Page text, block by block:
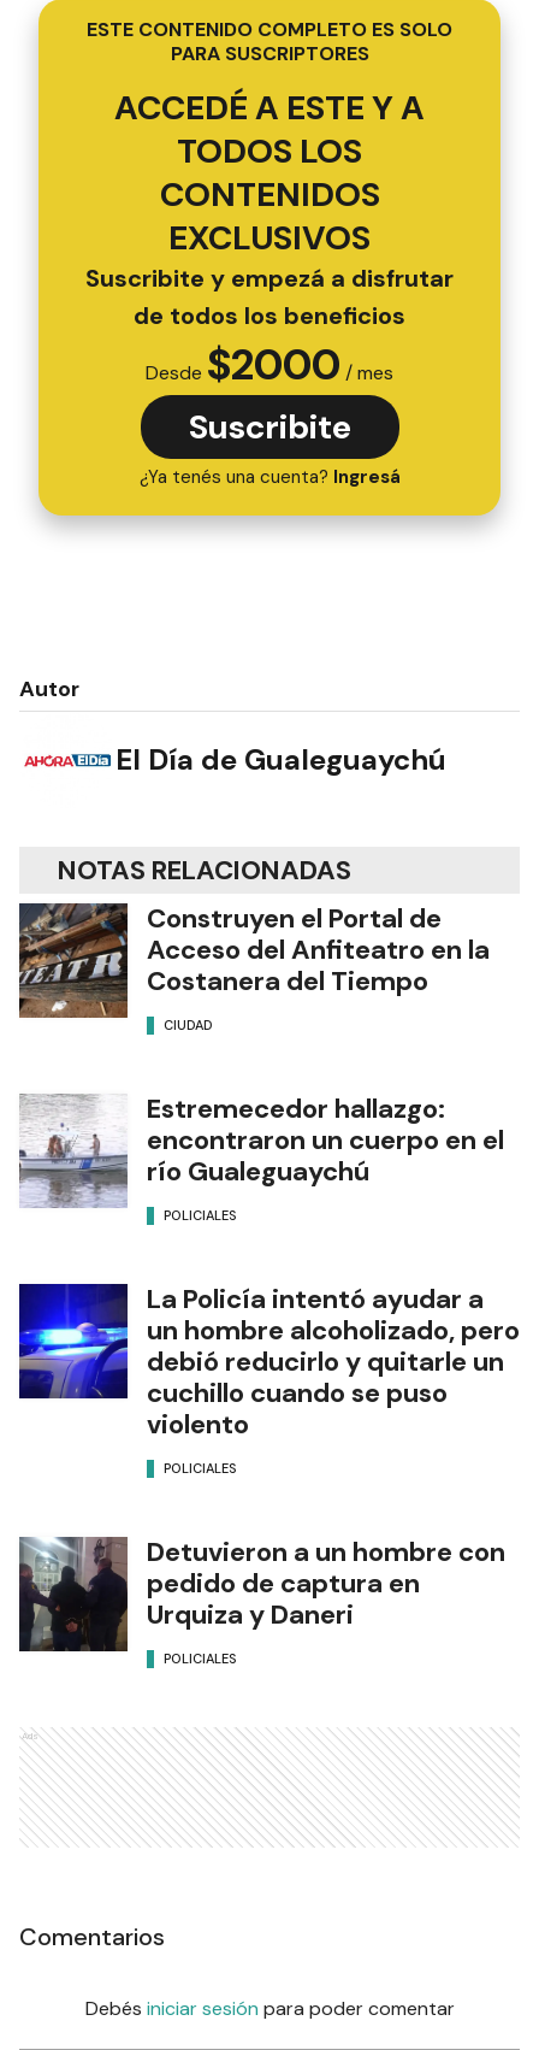
ESTE CONTENIDO COMPLETO ES SOLO
PARA SUSCRIPTORES
ACCEDÉ A ESTE Y A
TODOS LOS
CONTENIDOS
EXCLUSIVOS
Suscribite y empezá a disfrutar
de todos los beneficios
Desde $2000 / mes
Suscribite
¿Ya tenés una cuenta? Ingresá
Autor
El Día de Gualeguaychú
NOTAS RELACIONADAS
Construyen el Portal de
Acceso del Anfiteatro en la
Costanera del Tiempo
CIUDAD
Estremecedor hallazgo:
encontraron un cuerpo en el
río Gualeguaychú
POLICIALES
La Policía intentó ayudar a
un hombre alcoholizado, pero
debió reducirlo y quitarle un
cuchillo cuando se puso
violento
POLICIALES
Detuvieron a un hombre con
pedido de captura en
Urquiza y Daneri
POLICIALES
Ads
Comentarios
Debés iniciar sesión para poder comentar